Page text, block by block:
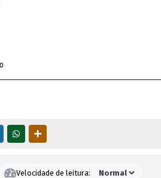
TWITTERWHATSAPP
Velocidade de leitura: